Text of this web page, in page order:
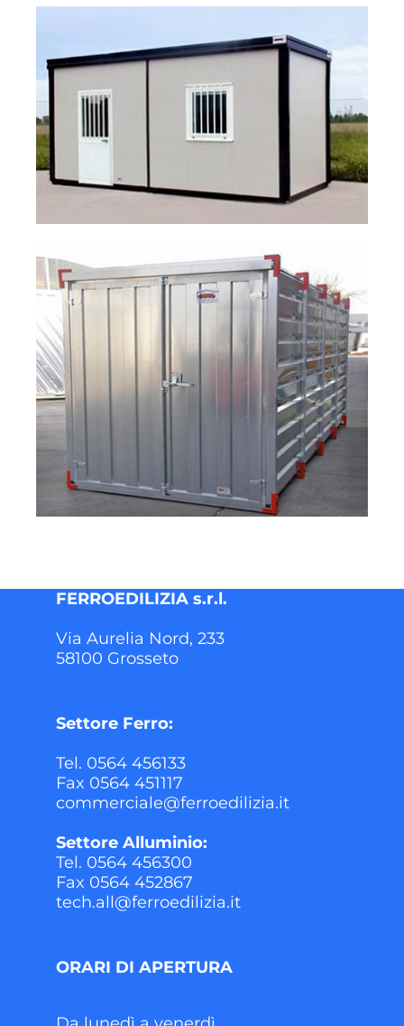
FERROEDILIZIA s.r.l.
Via Aurelia Nord, 233
58100 Grosseto
Settore Ferro:
Tel. 0564 456133
Fax 0564 451117
commerciale@ferroedilizia.it
Settore Alluminio:
Tel. 0564 456300
Fax 0564 452867
tech.all@ferroedilizia.it
ORARI DI APERTURA